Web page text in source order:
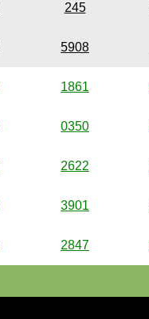
245
5908
1861
0350
2622
3901
2847